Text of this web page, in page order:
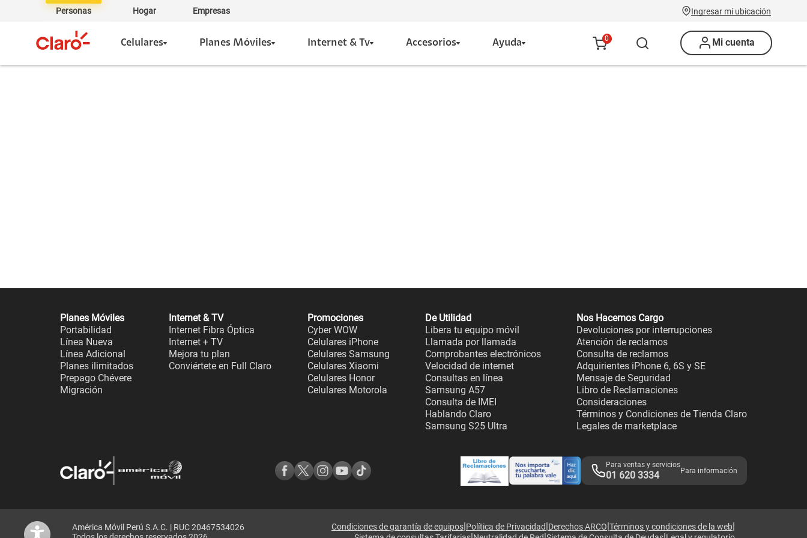
Personas Hogar Empresas Ingresar mi ubicación
Celulares Planes Móviles Internet & Tv Accesorios Ayuda 0 Mi cuenta
Planes Móviles
Portabilidad
Línea Nueva
Línea Adicional
Planes ilimitados
Prepago Chévere
Migración
Internet & TV
Internet Fibra Óptica
Internet + TV
Mejora tu plan
Conviértete en Full Claro
Promociones
Cyber WOW
Celulares iPhone
Celulares Samsung
Celulares Xiaomi
Celulares Honor
Celulares Motorola
De Utilidad
Libera tu equipo móvil
Llamada por llamada
Comprobantes electrónicos
Velocidad de internet
Consultas en línea
Samsung A57
Consulta de IMEI
Hablando Claro
Samsung S25 Ultra
Nos Hacemos Cargo
Devoluciones por interrupciones
Atención de reclamos
Consulta de reclamos
Adquirientes iPhone 6, 6S y SE
Mensaje de Seguridad
Libro de Reclamaciones
Consideraciones
Términos y Condiciones de Tienda Claro
Legales de marketplace
Para ventas y servicios
01 620 3334 Para información
América Móvil Perú S.A.C. | RUC 20467534026
Condiciones de garantía de equipos|Política de Privacidad|Derechos ARCO|Términos y condiciones de la web|